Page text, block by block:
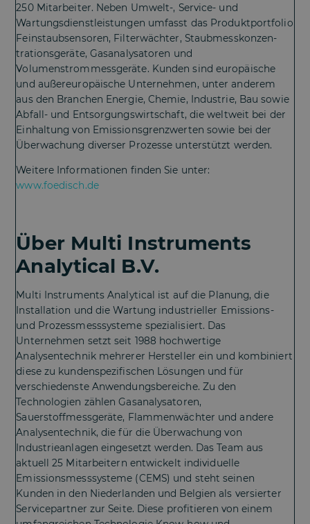
250 Mitarbeiter. Neben Umwelt-, Service- und
Wartungsdienstleistungen umfasst das Produktportfolio
Feinstaubsensoren, Filterwächter, Staubmesskonzen-
trationsgeräte, Gasanalysatoren und
Volumenstrommessgeräte. Kunden sind europäische
und außereuropäische Unternehmen, unter anderem
aus den Branchen Energie, Chemie, Industrie, Bau sowie
Abfall- und Entsorgungswirtschaft, die weltweit bei der
Einhaltung von Emissionsgrenzwerten sowie bei der
Überwachung diverser Prozesse unterstützt werden.
Weitere Informationen finden Sie unter:
www.foedisch.de
Über Multi Instruments
Analytical B.V.
Multi Instruments Analytical ist auf die Planung, die
Installation und die Wartung industrieller Emissions-
und Prozessmesssysteme spezialisiert. Das
Unternehmen setzt seit 1988 hochwertige
Analysentechnik mehrerer Hersteller ein und kombiniert
diese zu kundenspezifischen Lösungen und für
verschiedenste Anwendungsbereiche. Zu den
Technologien zählen Gasanalysatoren,
Sauerstoffmessgeräte, Flammenwächter und andere
Analysentechnik, die für die Überwachung von
Industrieanlagen eingesetzt werden. Das Team aus
aktuell 25 Mitarbeitern entwickelt individuelle
Emissionsmesssysteme (CEMS) und steht seinen
Kunden in den Niederlanden und Belgien als versierter
Servicepartner zur Seite. Diese profitieren von einem